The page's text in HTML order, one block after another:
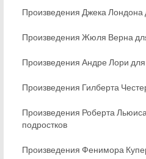
Произведения Джека Лондона
Произведения Жюля Верна
Произведения Андре Лори для
Произведения Гилберта
Произведения Роберта
подростков
Произведения Фенимора